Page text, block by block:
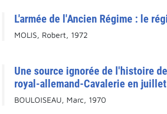
L'armée de l'Ancien Régime : le
MOLIS, Robert, 1972
Une source ignorée de l'histoire
royal-allemand-Cavalerie en
BOULOISEAU, Marc, 1970